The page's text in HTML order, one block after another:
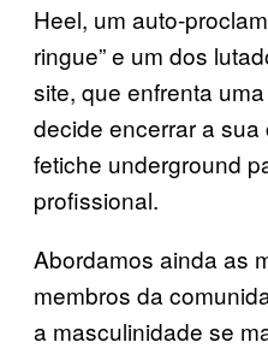
Heel, um auto-
ringue” e um dos
site, que enfrenta
decide encerrar a
fetiche underground
profissional.
Abordamos ainda as
membros da
a masculinidade se